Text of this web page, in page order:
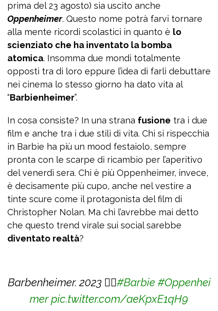
prima del 23 agosto) sia uscito anche
Oppenheimer. Questo nome potrà farvi tornare
alla mente ricordi scolastici in quanto è lo
scienziato che ha inventato la bomba
atomica. Insomma due mondi totalmente
opposti tra di loro eppure l’idea di farli debuttare
nei cinema lo stesso giorno ha dato vita al
“Barbienheimer”.
In cosa consiste? In una strana fusione tra i due
film e anche tra i due stili di vita. Chi si rispecchia
in Barbie ha più un mood festaiolo, sempre
pronta con le scarpe di ricambio per l’aperitivo
del venerdì sera. Chi è più Oppenheimer, invece,
è decisamente più cupo, anche nel vestire a
tinte scure come il protagonista del film di
Christopher Nolan. Ma chi l’avrebbe mai detto
che questo trend virale sui social sarebbe
diventato realtà?
Barbenheimer. 2023 ✍🏽#Barbie #Oppenhei
merpic.twitter.com/aeKpxE1qH9